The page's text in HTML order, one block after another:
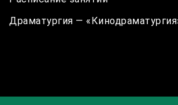
Драматургия —